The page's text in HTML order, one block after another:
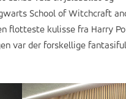
School of Witchcraft
flotteste kulisse fra Harry
var der forskellige